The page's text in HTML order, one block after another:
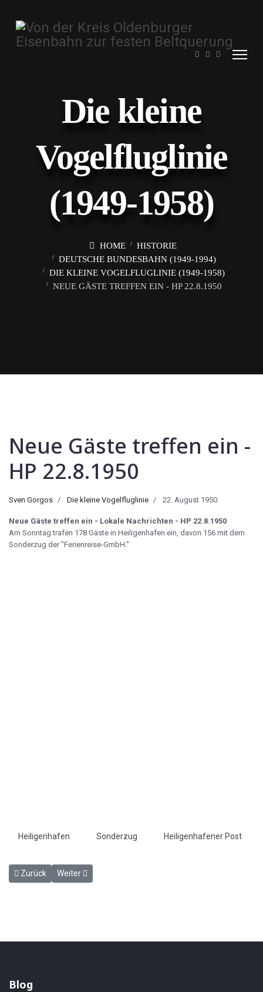
Die kleine
Vogelfluglinie
(1949-1958)
HOME
HISTORIE
DEUTSCHE BUNDESBAHN (1949-1994)
DIE KLEINE VOGELFLUGLINIE (1949-1958)
NEUE GÄSTE TREFFEN EIN - HP 22.8.1950
Neue Gäste treffen ein -
HP 22.8.1950
Sven Gorgos Die kleine Vogelfluglinie 22. August 1950
Neue Gäste treffen ein - Lokale Nachrichten - HP 22.8.1950
Am Sonntag trafen 178 Gäste in Heiligenhafen ein, davon 156 mit dem
Sonderzug der "Ferienreise-GmbH."
Heiligenhafen Sonderzug Heiligenhafener Post
Vorheriger Beitrag: Neuer Gästetransport - Lokale Nachrichten - HP
Zurück Nächster Beitrag: Neue Gäste treffen ein - HP 22.8.1950
Weiter
Blog